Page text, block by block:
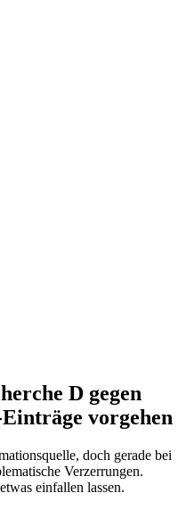
D gegen
vorgehen
doch gerade bei
Verzerrungen.
einfallen lassen.